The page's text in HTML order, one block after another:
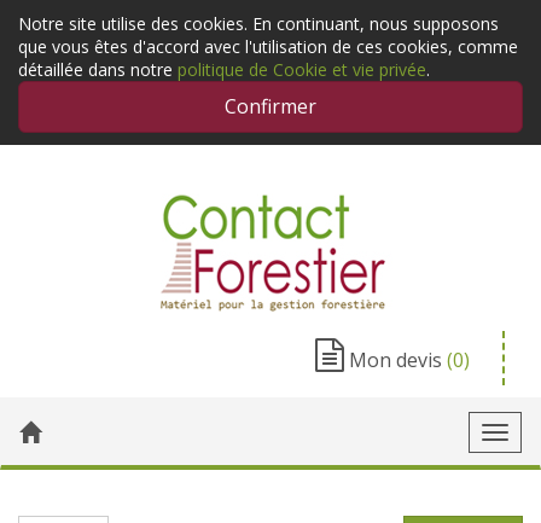
Notre site utilise des cookies. En continuant, nous supposons
que vous êtes d'accord avec l'utilisation de ces cookies, comme
détaillée dans notre politique de Cookie et vie privée.
Confirmer
Mon devis (0)